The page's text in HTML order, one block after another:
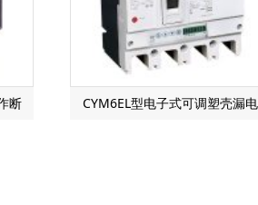
断
CYM6EL型电子式可调塑壳漏电